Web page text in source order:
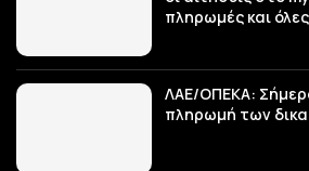
πληρωμές και
ΛΑΕ/ΟΠΕΚΑ:
πληρωμή των